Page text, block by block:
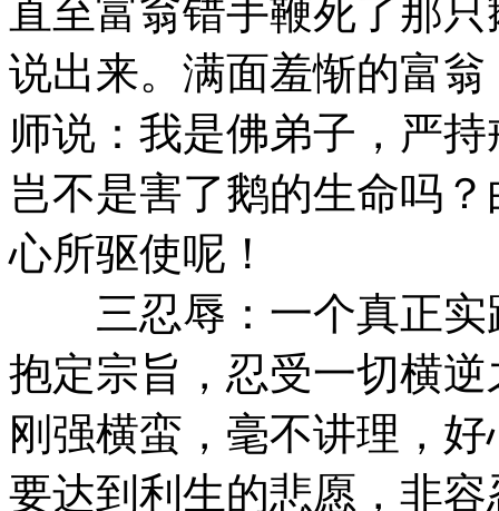
直至富翁错手鞭死了那
说出来。满面羞惭的富
师说：我是佛弟子，严
岂不是害了鹅的生命吗
心所驱使呢！
三忍辱：一个真正实
抱定宗旨，忍受一切横
刚强横蛮，毫不讲理，
要达到利生的悲愿，非